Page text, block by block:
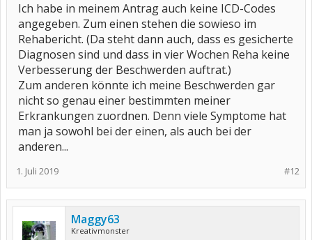
Ich habe in meinem Antrag auch keine ICD-Codes
angegeben. Zum einen stehen die sowieso im
Rehabericht. (Da steht dann auch, dass es gesicherte
Diagnosen sind und dass in vier Wochen Reha keine
Verbesserung der Beschwerden auftrat.)
Zum anderen könnte ich meine Beschwerden gar
nicht so genau einer bestimmten meiner
Erkrankungen zuordnen. Denn viele Symptome hat
man ja sowohl bei der einen, als auch bei der
anderen...
#12
1. Juli 2019
Maggy63
Kreativmonster